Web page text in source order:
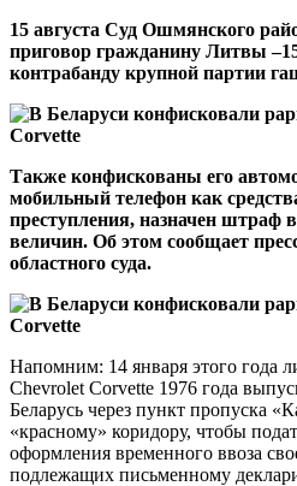
15 августа Суд Ошмянского
приговор гражданину Литвы
контрабанду крупной партии
Также конфискованы его
мобильный телефон как
преступления, назначен штраф
величин. Об этом сообщает
областного суда.
Напомним: 14 января этого года
Chevrolet Corvette 1976 года
Беларусь через пункт пропуска
«красному» коридору, чтобы
оформления временного ввоза
подлежащих письменному